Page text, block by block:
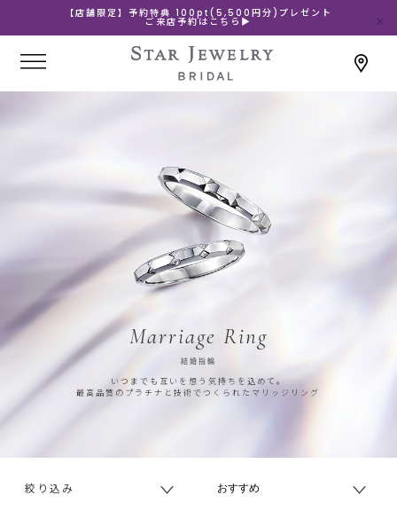
【店舗限定】予約特典 100pt(5,500円分)プレゼント
ご来店予約はこちら▶
Marriage Ring
結婚指輪
いつまでも互いを想う気持ちを込めて。
最高品質のプラチナと技術でつくられたマリッジリング
絞り込み